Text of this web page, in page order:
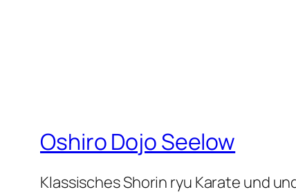
Oshiro Dojo Seelow
Klassisches Shorin ryu Karate und